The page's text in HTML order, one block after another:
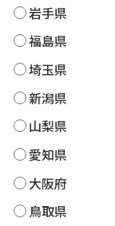
岩手県
福島県
埼玉県
新潟県
山梨県
愛知県
大阪府
鳥取県